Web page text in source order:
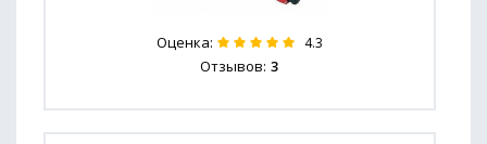
Оценка: 4.3
Отзывов: 3